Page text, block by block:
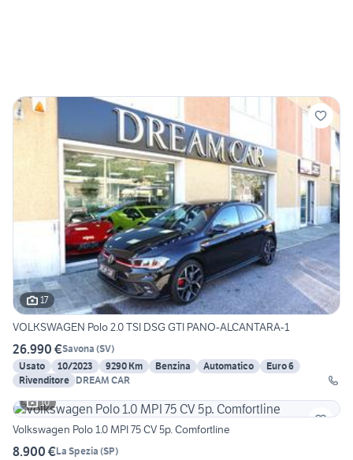
17
VOLKSWAGEN Polo 2.0 TSI DSG GTI PANO-ALCANTARA-1
26.990 €Savona (SV)
Usato
10/2023 9290 Km Benzina Automatico
Euro 6
Rivenditore DREAM CAR
10
Volkswagen Polo 1.0 MPI 75 CV 5p. Comfortline
8.900 €La Spezia (SP)